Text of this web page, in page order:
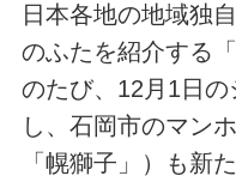
日本各地の地域独
のふたを紹介する
のたび、12月1日
し、石岡市のマン
「幌獅子」）も新